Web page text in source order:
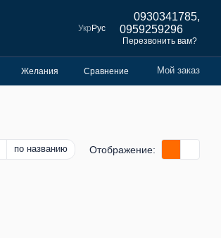
Укр Рус
0930341785,
0959259296
Перезвонить вам?
Желания Сравнение Мой заказ
по названию Отображение: